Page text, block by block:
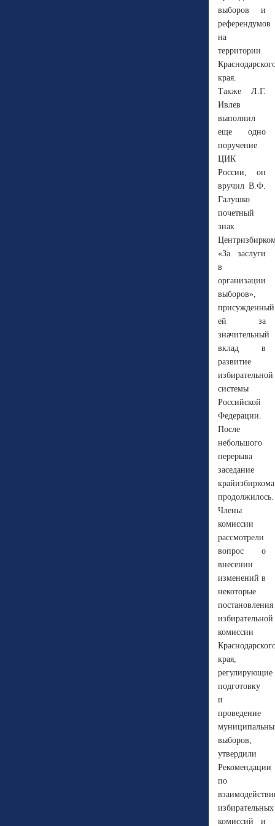
выборов и
референдумов
на
территории
края.
Также Л.Г.
Ивлев
выполнил
еще одно
поручение
ЦИК
России, он
вручил В.Ф.
Галушко
почетный
знак
«За заслуги
в
организации
выборов»,
присужденный
ей за
значительный
вклад в
развитие
избирательной
системы
Российской
Федерации.
После
небольшого
перерыва
заседание
крайизбиркома
продолжилось.
Члены
комиссии
рассмотрели
вопрос о
внесении
изменений в
некоторые
постановления
избирательной
комиссии
края,
регулирующие
подготовку
и
проведение
выборов,
утвердили
Рекомендации
по
избирательных
комиссий и